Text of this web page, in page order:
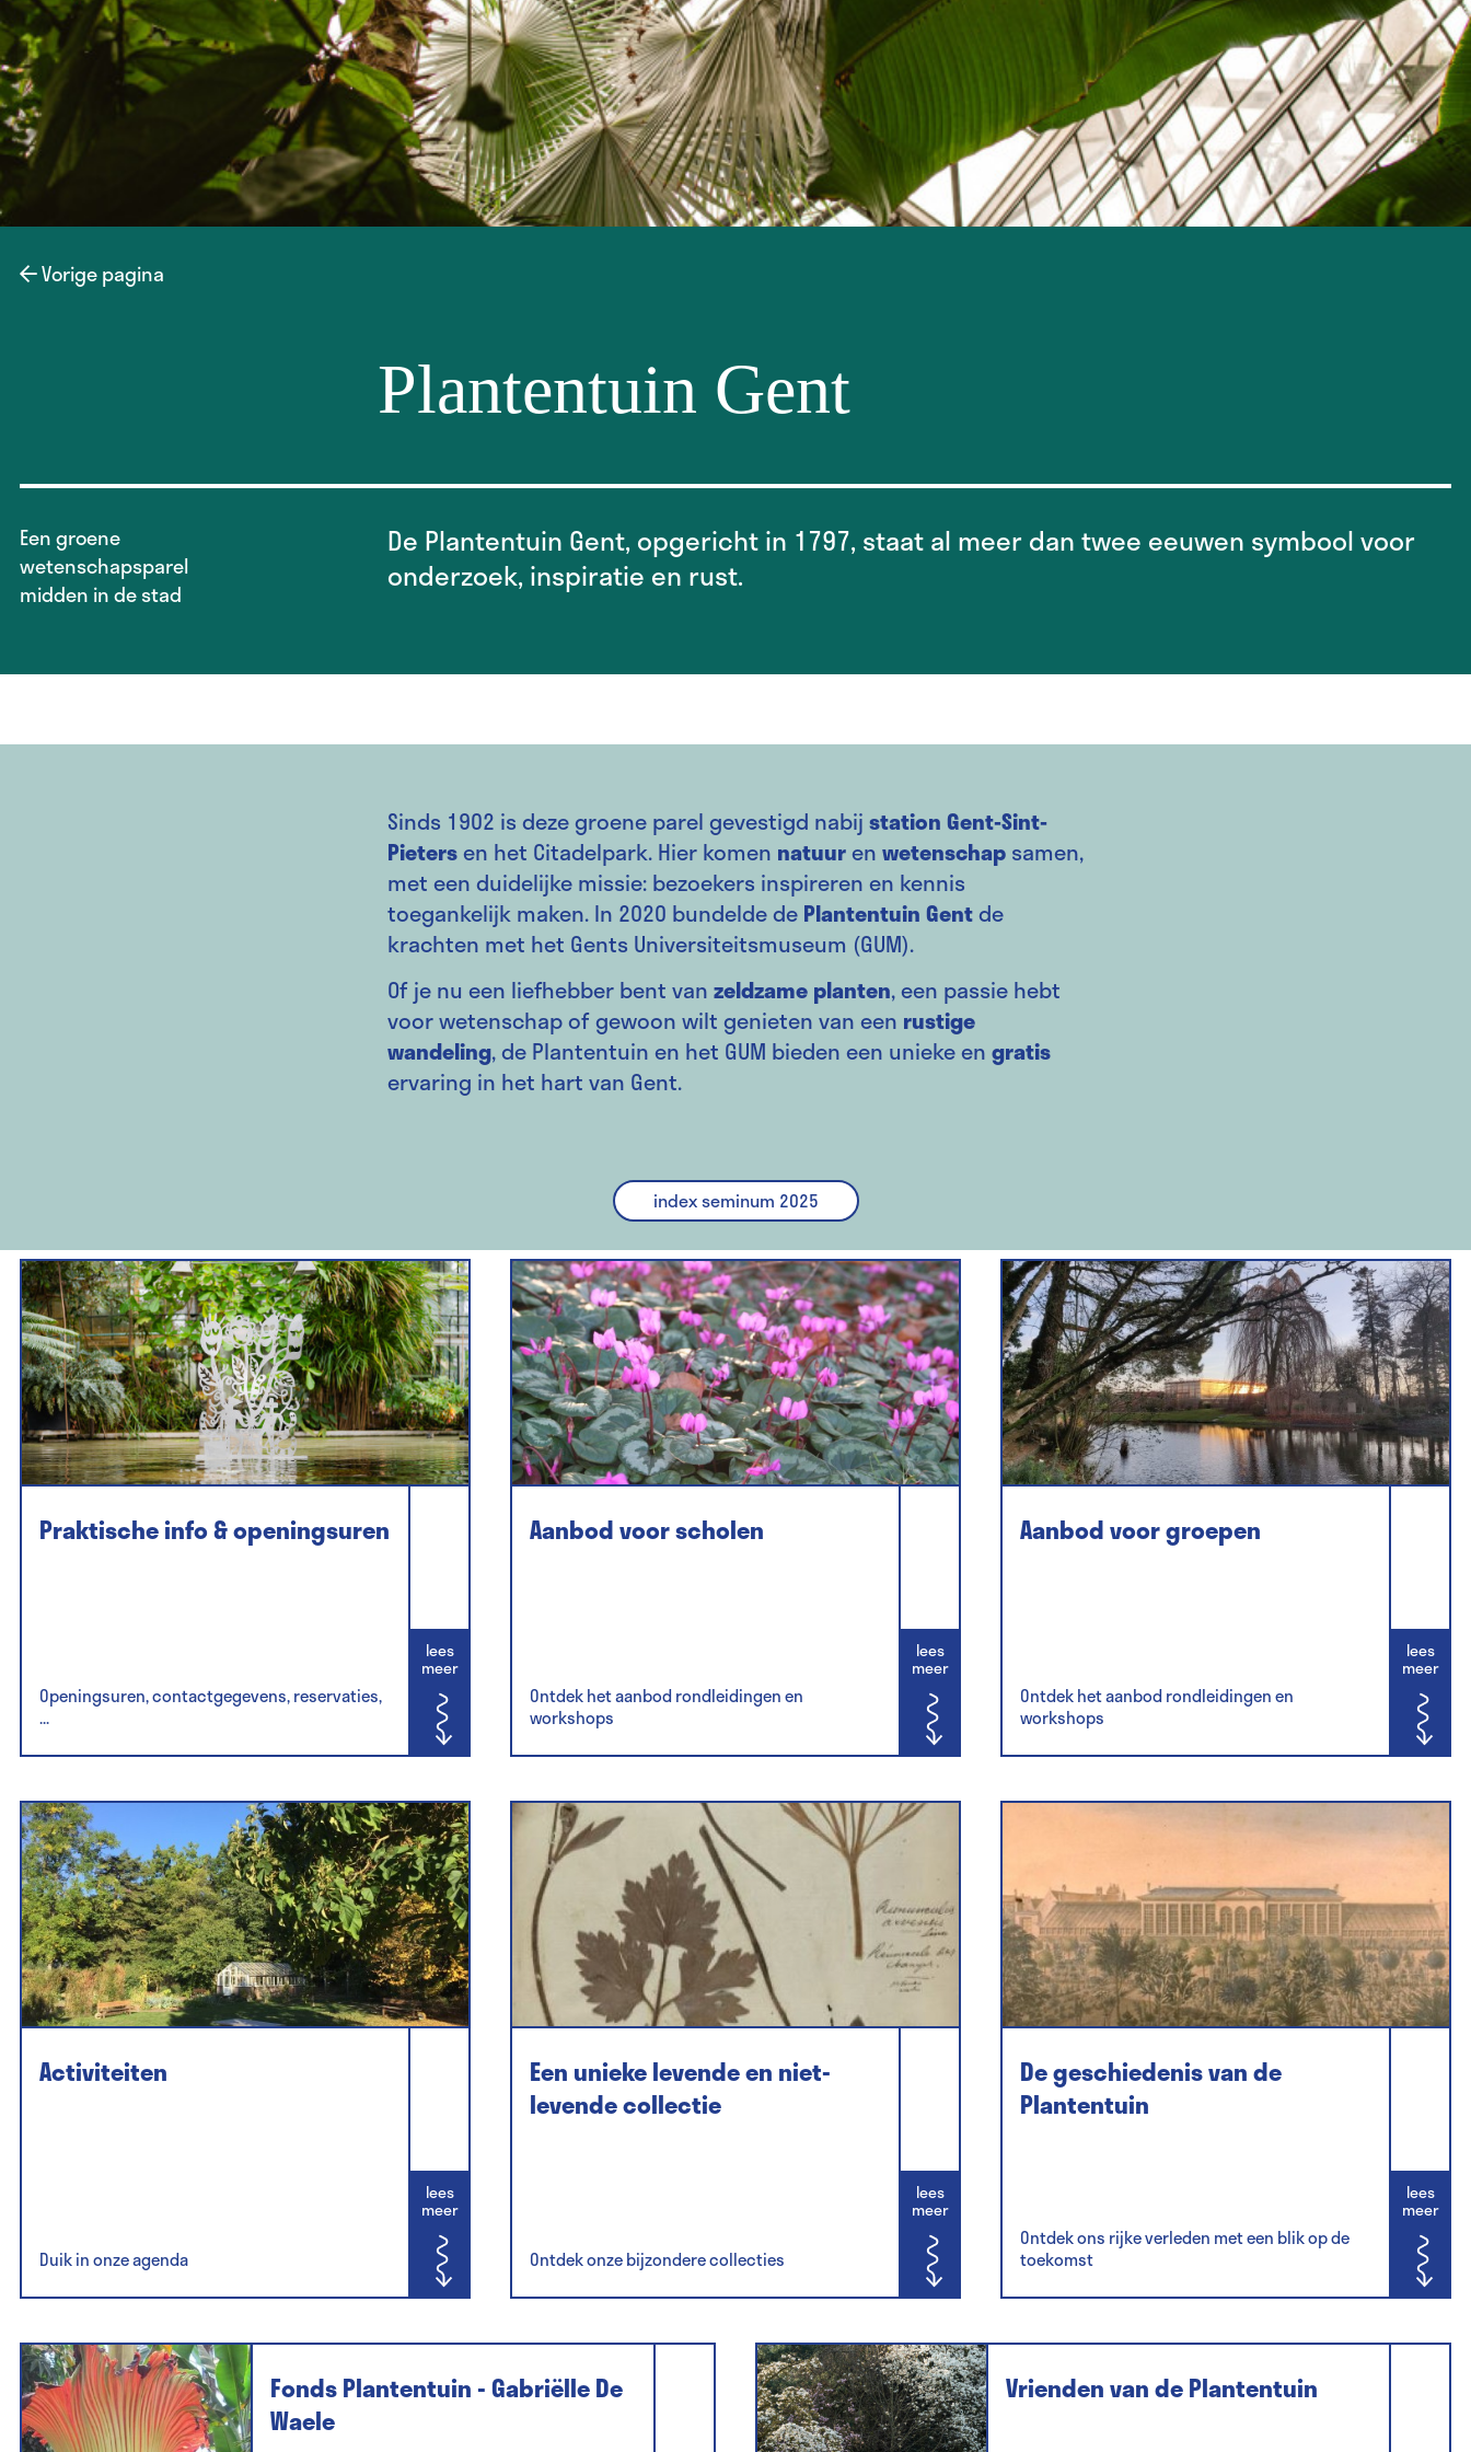
Vorige pagina
Plantentuin Gent
Een groene
wetenschapsparel
midden in de stad
De Plantentuin Gent, opgericht in 1797, staat al meer dan twee eeuwen symbool voor
onderzoek, inspiratie en rust.
Sinds 1902 is deze groene parel gevestigd nabij station Gent-Sint-
Pietersen het Citadelpark. Hier komen natuuren wetenschap samen,
met een duidelijke missie: bezoekers inspireren en kennis
toegankelijk maken. In 2020 bundelde de Plantentuin Gentde
krachten met het Gents Universiteitsmuseum (GUM).
Of je nu een liefhebber bent van zeldzame planten, een passie hebt
voor wetenschap of gewoon wilt genieten van een rustige
wandeling, de Plantentuin en het GUM bieden een unieke en gratis
ervaring in het hart van Gent.
index seminum 2025
Praktische info & openingsuren
Openingsuren, contactgegevens, reservaties,
...
lees
meer
Aanbod voor scholen
Ontdek het aanbod rondleidingen en
workshops
lees
meer
Aanbod voor groepen
Ontdek het aanbod rondleidingen en
workshops
lees
meer
Activiteiten
Duik in onze agenda
lees
meer
Een unieke levende en niet-
levende collectie
Ontdek onze bijzondere collecties
lees
meer
De geschiedenis van de
Plantentuin
Ontdek ons rijke verleden met een blik op de
toekomst
lees
meer
Fonds Plantentuin - Gabriëlle De
Waele
Vrienden van de Plantentuin